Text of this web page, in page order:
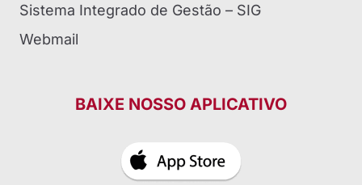
Sistema Integrado de Gestão – SIG
Webmail
BAIXE NOSSO APLICATIVO